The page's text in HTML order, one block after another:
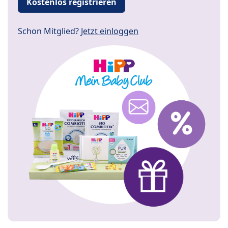
Schon Mitglied? Jetzt einloggen